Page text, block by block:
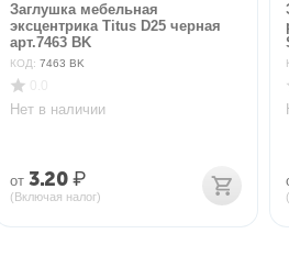
Заглушка мебельная
эксцентрика Titus D25 черная
арт.7463 BK
КОД: 7463 BK
Нет в наличии
от 3.20 ₽
(Включая налог)